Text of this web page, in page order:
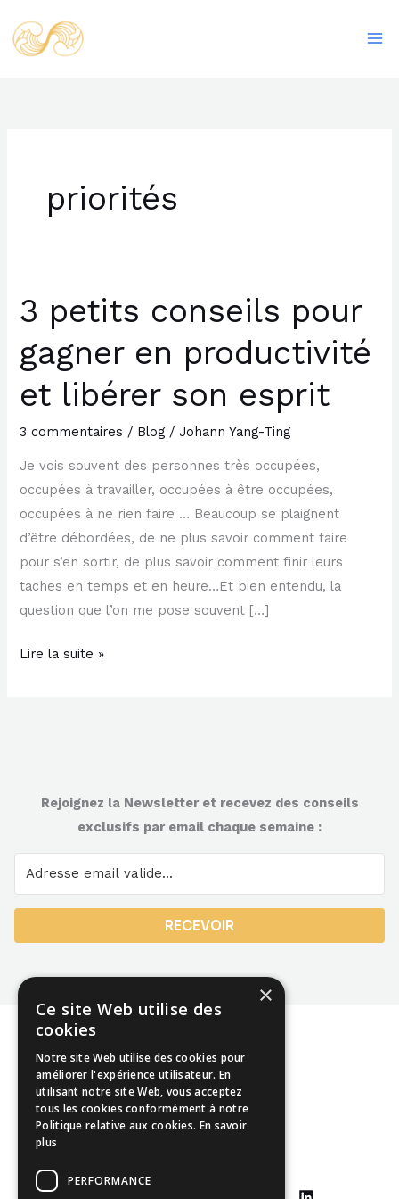
au
contenu
priorités
3 petits conseils pour
gagner en productivité
et libérer son esprit
3 commentaires / Blog /Johann Yang-Ting
Je vois souvent des personnes très occupées,
occupées à travailler, occupées à être occupées,
occupées à ne rien faire … Beaucoup se plaignent
d’être débordées, de ne plus savoir comment faire
pour s’en sortir, de plus savoir comment finir leurs
taches en temps et en heure…Et bien entendu, la
question que l’on me pose souvent […]
3
petits
conseils
pour
gagner
et
libérer
son
esprit
Lire la suite »
Rejoignez la Newsletter et recevez des conseils
exclusifs par email chaque semaine :
RECEVOIR
Mentions légales
CGU
×
Ce site Web utilise des
cookies
Notre site Web utilise des cookies pour
améliorer l'expérience utilisateur. En
utilisant notre site Web, vous acceptez
tous les cookies conformément à notre
Politique relative aux cookies. En savoir
plus
PERFORMANCE